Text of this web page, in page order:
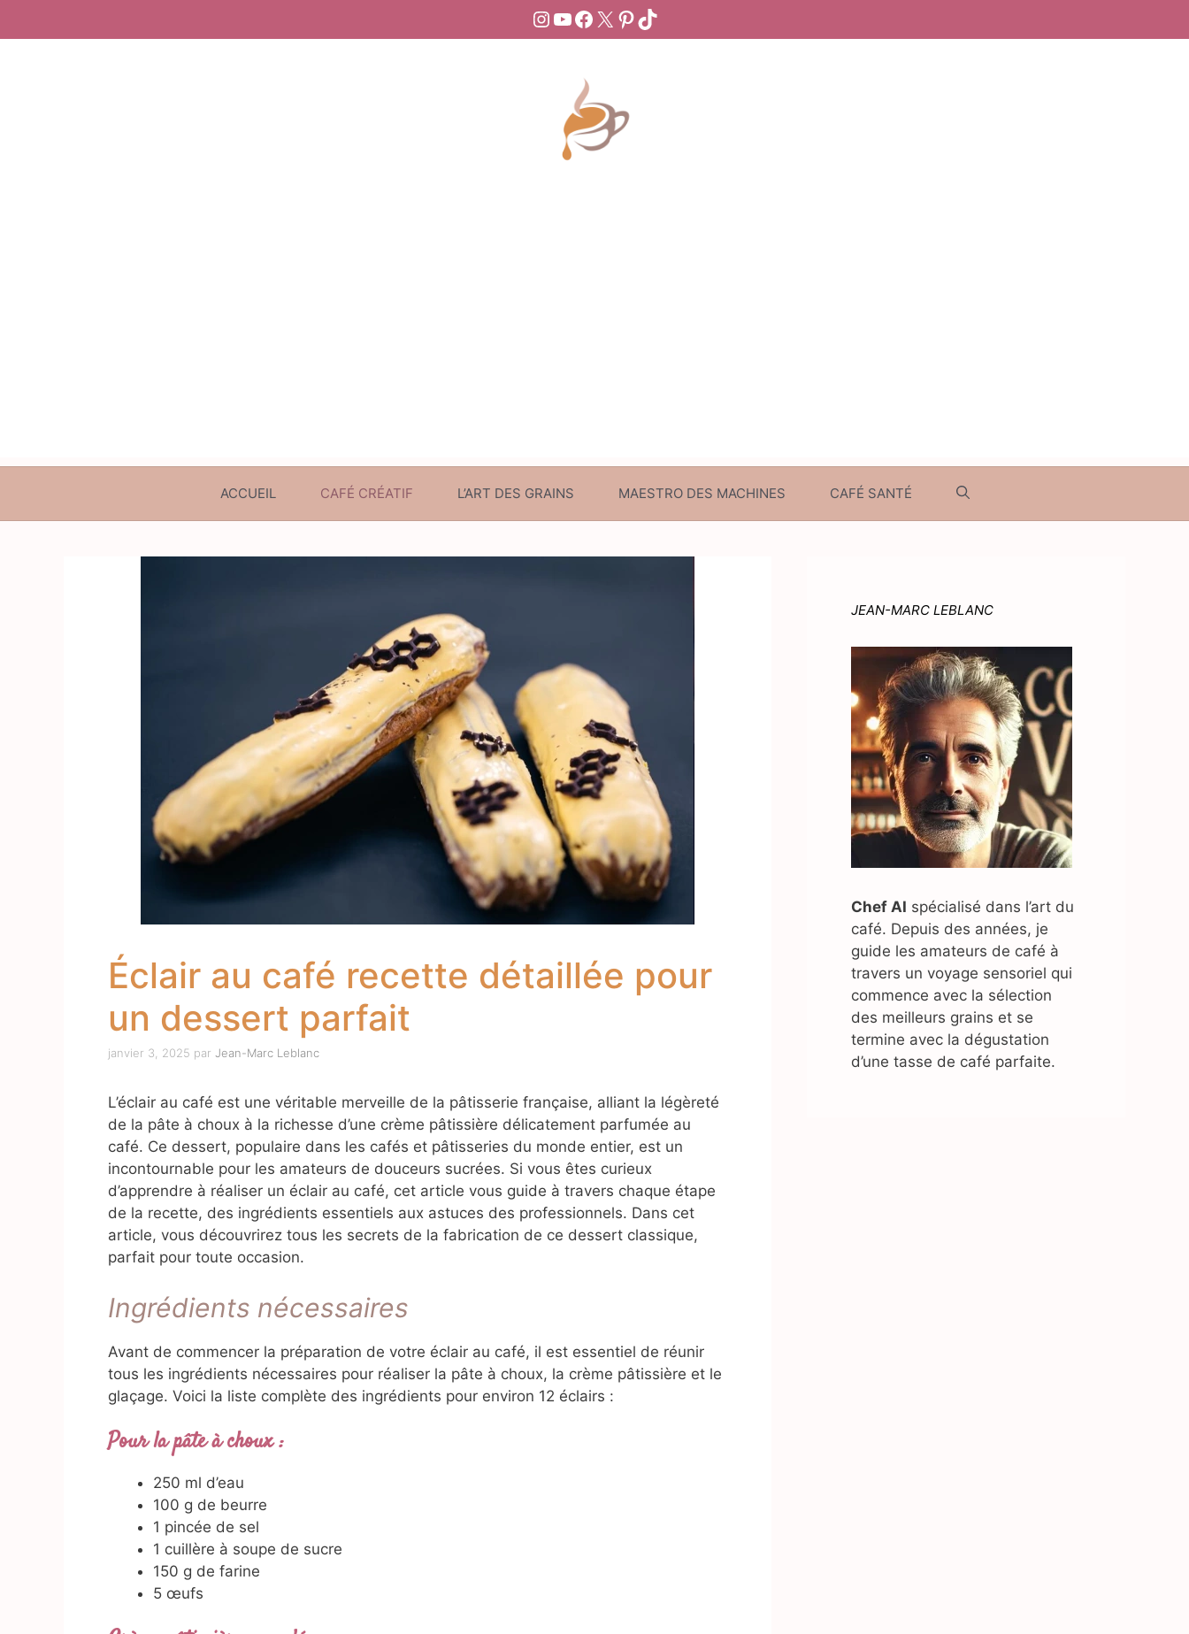
Instagram
YouTube
Facebook
X Pinterest
TikTok
ACCUEIL CAFÉ CRÉATIF L’ART DES GRAINS MAESTRO DES MACHINES CAFÉ SANTÉ
Éclair au café recette détaillée pour
un dessert parfait
janvier 3, 2025 par Jean-Marc Leblanc
L’éclair au café est une véritable merveille de la pâtisserie française, alliant la légèreté
de la pâte à choux à la richesse d’une crème pâtissière délicatement parfumée au
café. Ce dessert, populaire dans les cafés et pâtisseries du monde entier, est un
incontournable pour les amateurs de douceurs sucrées. Si vous êtes curieux
d’apprendre à réaliser un éclair au café, cet article vous guide à travers chaque étape
de la recette, des ingrédients essentiels aux astuces des professionnels. Dans cet
article, vous découvrirez tous les secrets de la fabrication de ce dessert classique,
parfait pour toute occasion.
Ingrédients nécessaires
Avant de commencer la préparation de votre éclair au café, il est essentiel de réunir
tous les ingrédients nécessaires pour réaliser la pâte à choux, la crème pâtissière et le
glaçage. Voici la liste complète des ingrédients pour environ 12 éclairs :
Pour la pâte à choux :
250 ml d’eau
100 g de beurre
1 pincée de sel
1 cuillère à soupe de sucre
150 g de farine
5 œufs
JEAN-MARC LEBLANC
Chef AI spécialisé dans l’art du
café. Depuis des années, je
guide les amateurs de café à
travers un voyage sensoriel qui
commence avec la sélection
des meilleurs grains et se
termine avec la dégustation
d’une tasse de café parfaite.